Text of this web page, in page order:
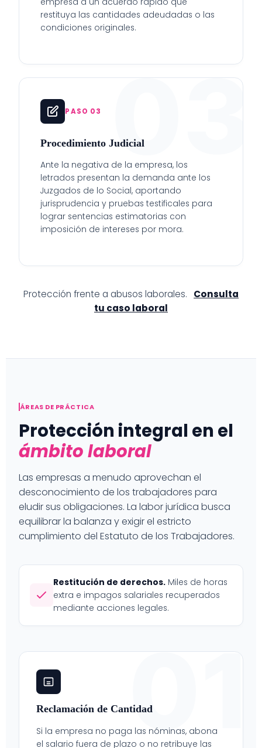
restituya las cantidades adeudadas o las
condiciones originales.
03
PASO 03
Procedimiento Judicial
Ante la negativa de la empresa, los
letrados presentan la demanda ante los
Juzgados de lo Social, aportando
jurisprudencia y pruebas testificales para
lograr sentencias estimatorias con
imposición de intereses por mora.
Protección frente a abusos laborales.
Consulta
tu caso laboral
ÁREAS DE PRÁCTICA
Protección integral en el
ámbito laboral
Las empresas a menudo aprovechan el
desconocimiento de los trabajadores para
eludir sus obligaciones. La labor jurídica busca
equilibrar la balanza y exigir el estricto
cumplimiento del Estatuto de los Trabajadores.
Restitución de derechos. Miles de horas
extra e impagos salariales recuperados
mediante acciones legales.
01
Reclamación de Cantidad
Si la empresa no paga las nóminas, abona
el salario fuera de plazo o no retribuye las